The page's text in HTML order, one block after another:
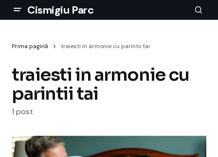
Cismigiu Parc
Prima pagină traiesti in armonie cu parintii tai
traiesti in armonie cu
parintii tai
1 post